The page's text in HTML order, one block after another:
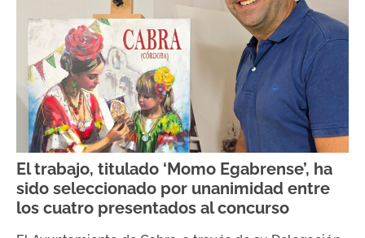
El trabajo, titulado ‘Momo Egabrense’, ha
sido seleccionado por unanimidad entre
los cuatro presentados al concurso